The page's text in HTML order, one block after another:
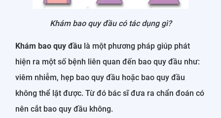
Khám bao quy đầu có tác dụng gì?
Khám bao quy đầu là một phương pháp giúp phát
hiện ra một số bệnh liên quan đến bao quy đầu như:
viêm nhiễm, hẹp bao quy đầu hoặc bao quy đầu
không thể lật được. Từ đó bác sĩ đưa ra chẩn đoán có
nên cắt bao quy đầu không.